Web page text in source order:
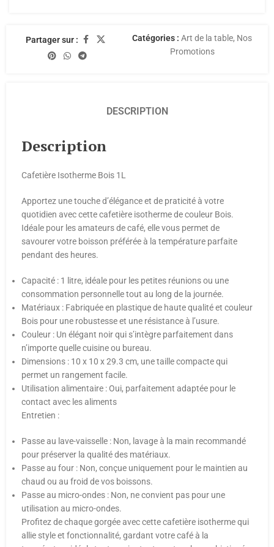
Partager sur : Catégories : Art de la table, Nos
Promotions
DESCRIPTION
Description
Cafetière Isotherme Bois 1L
Apportez une touche d’élégance et de praticité à votre
quotidien avec cette cafetière isotherme de couleur Bois.
Idéale pour les amateurs de café, elle vous permet de
savourer votre boisson préférée à la température parfaite
pendant des heures.
Capacité : 1 litre, idéale pour les petites réunions ou une
consommation personnelle tout au long de la journée.
Matériaux : Fabriquée en plastique de haute qualité et couleur
Bois pour une robustesse et une résistance à l’usure.
Couleur : Un élégant noir qui s’intègre parfaitement dans
n’importe quelle cuisine ou bureau.
Dimensions : 10 x 10 x 29.3 cm, une taille compacte qui
permet un rangement facile.
Utilisation alimentaire : Oui, parfaitement adaptée pour le
contact avec les aliments
Entretien :
Passe au lave-vaisselle : Non, lavage à la main recommandé
pour préserver la qualité des matériaux.
Passe au four : Non, conçue uniquement pour le maintien au
chaud ou au froid de vos boissons.
Passe au micro-ondes : Non, ne convient pas pour une
utilisation au micro-ondes.
Profitez de chaque gorgée avec cette cafetière isotherme qui
allie style et fonctionnalité, gardant votre café à la